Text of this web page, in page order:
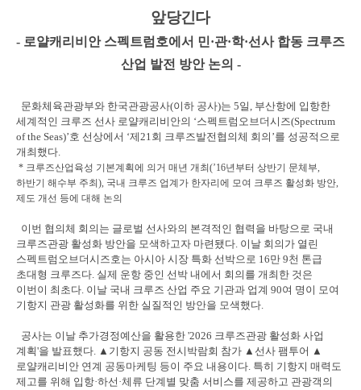
앞당긴다
- 로얄캐리비안 스펙트럼호에서 민·관·학·선사 합동 크루즈
산업 발전 방안 논의 -
문화체육관광부와 한국관광공사(이하 공사)는 5일, 부산항에 입항한
세계적인 크루즈 선사 로얄캐리비안의 ‘스펙트럼오브더시즈(Spectrum
of the Seas)’호 선상에서 ‘제21회 크루즈발전협의체 회의’를 성공적으로
개최했다.
* 크루즈산업육성 기본계획에 의거 매년 개최(’16년부터 상반기 문체부,
하반기 해수부 주최), 국내 크루즈 업계가 한자리에 모여 크루즈 활성화 방안,
제도 개선 등에 대해 논의
이번 협의체 회의는 글로벌 선사와의 본격적인 협력을 바탕으로 국내
크루즈관광 활성화 방안을 모색하고자 마련됐다. 이날 회의가 열린
스펙트럼오브더시즈호는 아시아 시장 특화 선박으로 16만 9천 톤급
초대형 크루즈다. 실제 운항 중인 선박 내에서 회의를 개최한 것은
이번이 최초다. 이날 국내 크루즈 산업 주요 기관과 업계 90여 명이 모여
기항지 관광 활성화를 위한 실질적인 방안을 모색했다.
공사는 이날 추가경정예산을 활용한 '2026 크루즈관광 활성화 사업
계획'을 발표했다. ▲기항지 공동 전시박람회 참가 ▲선사 팸투어 ▲
로얄캐리비안 연계 공동마케팅 등이 주요 내용이다. 특히 기항지 매력도
제고를 위해 입항·하선·체류 단계별 맞춤 서비스를 제공하고 관광객의